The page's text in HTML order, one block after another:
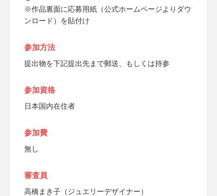
※作品裏面に応募用紙（公式ホームページよりダウ
ンロード）を貼付け
参加方法
提出物を下記提出先まで郵送、もしくは持参
参加資格
日本国内在住者
参加費
無し
審査員
高橋まき子（ジュエリーデザイナー）